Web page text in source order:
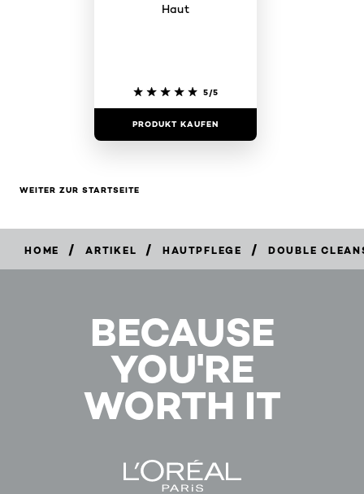
Haut
5/5
PRODUKT KAUFEN
WEITER ZUR STARTSEITE
HOME / ARTIKEL / HAUTPFLEGE / DOUBLE
BECAUSE
YOU'RE
WORTH IT